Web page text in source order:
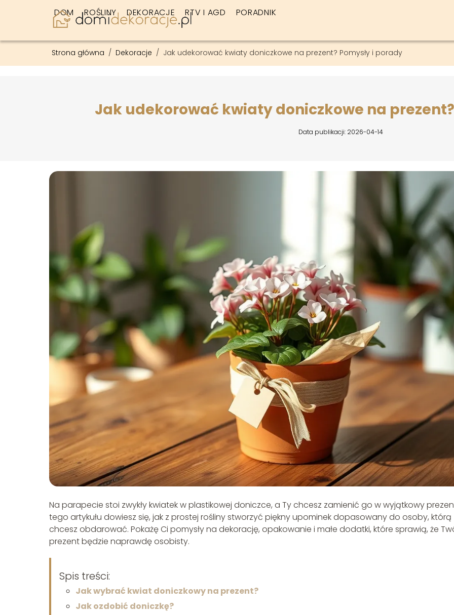
DOM ROŚLINY DEKORACJE RTV I AGD PORADNIK
Strona główna / Dekoracje / Jak udekorować kwiaty doniczkowe na prezent? Pomysły i porady
Jak udekorować kwiaty doniczkowe na
Data publikacji: 2026-04-14
Na parapecie stoi zwykły kwiatek w plastikowej doniczce, a Ty chcesz zamienić go w wyjątkowy
tego artykułu dowiesz się, jak z prostej rośliny stworzyć piękny upominek dopasowany do osoby, którą
chcesz obdarować. Pokażę Ci pomysły na dekorację, opakowanie i małe dodatki, które sprawią, że
prezent będzie naprawdę osobisty.
Spis treści:
Jak wybrać kwiat doniczkowy na prezent?
Jak ozdobić doniczkę?